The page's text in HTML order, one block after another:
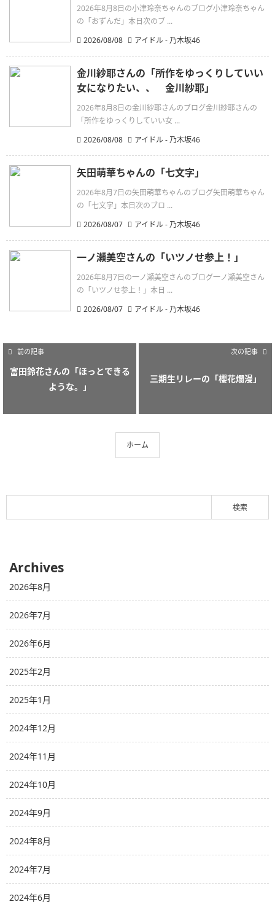
2026年8月8日の小津玲奈ちゃんのブログ小津玲奈ちゃん
の「おずんだ」本日次のブ ...
2026/08/08
アイドル - 乃木坂46
金川紗耶さんの「所作をゆっくりしていい
女になりたい、、 金川紗耶」
2026年8月8日の金川紗耶さんのブログ金川紗耶さんの
「所作をゆっくりしていい女 ...
2026/08/08
アイドル - 乃木坂46
矢田萌華ちゃんの「七文字」
2026年8月7日の矢田萌華ちゃんのブログ矢田萌華ちゃん
の「七文字」本日次のブロ ...
2026/08/07
アイドル - 乃木坂46
一ノ瀬美空さんの「いツノせ参上！」
2026年8月7日の一ノ瀬美空さんのブログ一ノ瀬美空さん
の「いツノせ参上！」本日 ...
2026/08/07
アイドル - 乃木坂46
前の記事
富田鈴花さんの「ほっとできる
ような。」
次の記事
三期生リレーの「櫻花爛漫」
ホーム
Archives
2026年8月
2026年7月
2026年6月
2025年2月
2025年1月
2024年12月
2024年11月
2024年10月
2024年9月
2024年8月
2024年7月
2024年6月